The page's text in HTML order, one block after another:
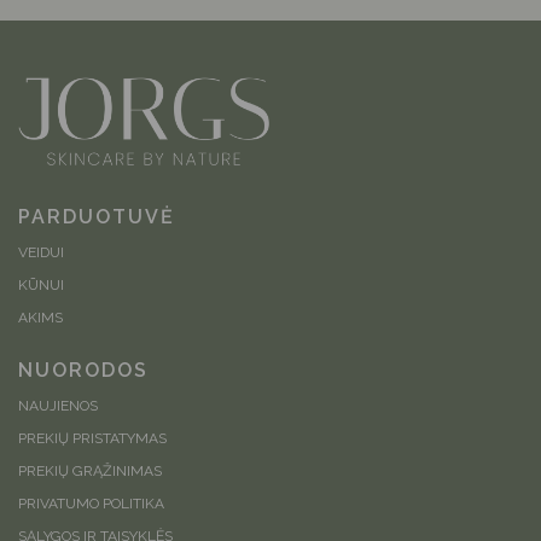
PARDUOTUVĖ
VEIDUI
KŪNUI
AKIMS
NUORODOS
NAUJIENOS
PREKIŲ PRISTATYMAS
PREKIŲ GRĄŽINIMAS
PRIVATUMO POLITIKA
SĄLYGOS IR TAISYKLĖS